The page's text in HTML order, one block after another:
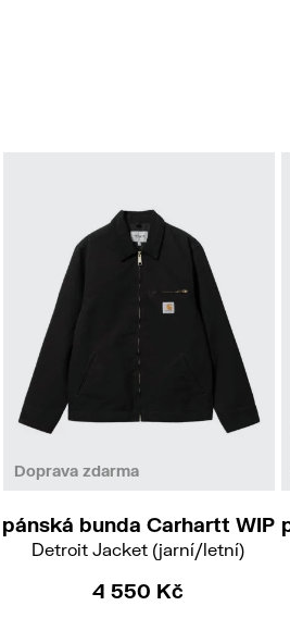
Doprava zdarma
SL
pánská bunda Carhartt WIP
Detroit Jacket (jarní/letní)
4 550 Kč